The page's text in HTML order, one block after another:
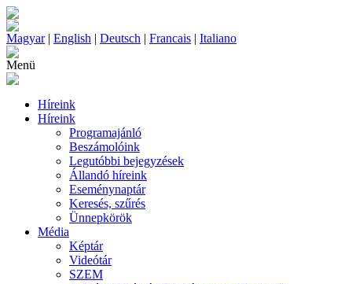
Magyar| English | Deutsch | Francais | Italiano
Menü
Híreink
Híreink
Programajánló
Beszámolóink
Legutóbbi bejegyzések
Állandó híreink
Eseménynaptár
Keresés, szűrés
Ünnepkörök
Média
Képtár
Videótár
SZEM